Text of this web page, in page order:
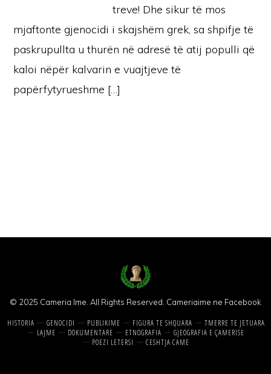
treve! Dhe sikur të mos
mjaftonte gjenocidi i skajshëm grek, sa shpifje të
paskrupullta u thurën në adresë të atij populli që
kaloi nëpër kalvarin e vuajtjeve të
papërfytyrueshme […]
© 2025 Cameria Ime. All Rights Reserved. Cameriaime ne Facebook
HISTORIA GENOCIDI PUBLIKIME FIGURA TE SHQUARA
TMERRE TE JETUARA
LAJME
DOKUMENTARE ETNOGRAFIA
GJEOGRAFIA E ÇAMERISE
POEZI LETERSI
CESHTJA CAME